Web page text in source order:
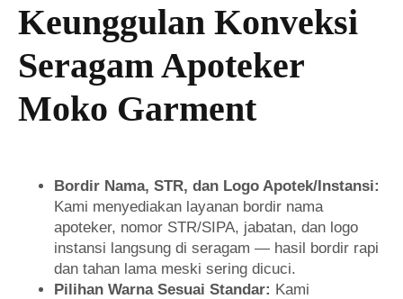
Keunggulan Konveksi
Seragam Apoteker
Moko Garment
Bordir Nama, STR, dan Logo Apotek/Instansi:
Kami menyediakan layanan bordir nama
apoteker, nomor STR/SIPA, jabatan, dan logo
instansi langsung di seragam — hasil bordir rapi
dan tahan lama meski sering dicuci.
Pilihan Warna Sesuai Standar: Kami